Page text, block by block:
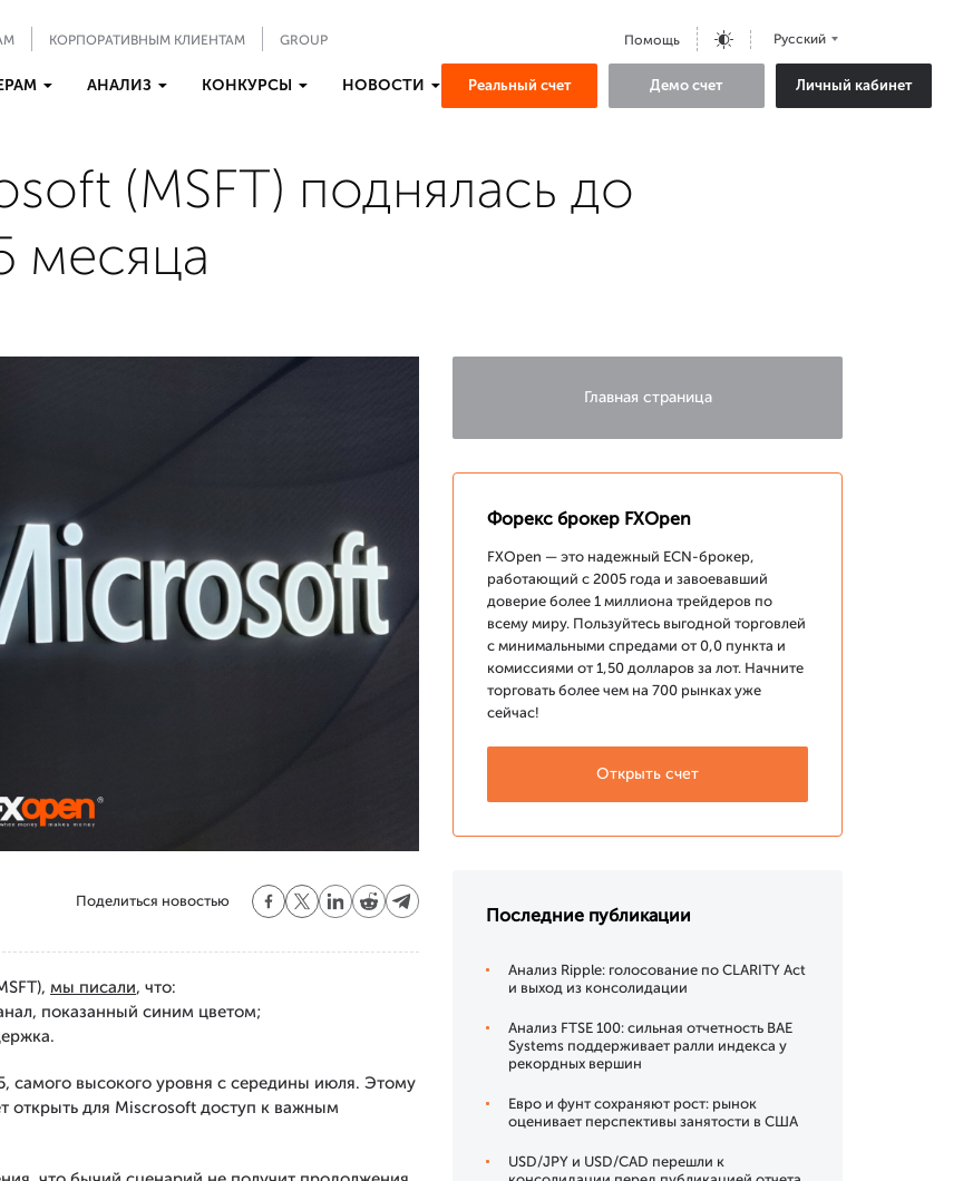
КОРПОРАТИВНЫМ КЛИЕНТАМ GROUP Помощь Русский
АНАЛИЗ КОНКУРСЫ НОВОСТИ Реальный счет Демо счет Личный кабинет
(MSFT) поднялась до
месяца
Поделиться новостью
мы писали, что:
показанный синим цветом;
самого высокого уровня с середины июля. Этому
открыть для Miscrosoft доступ к важным
Главная страница
Форекс брокер FXOpen
FXOpen — это надежный ECN-брокер,
работающий с 2005 года и завоевавший
доверие более 1 миллиона трейдеров по
всему миру. Пользуйтесь выгодной торговлей
с минимальными спредами от 0,0 пункта и
комиссиями от 1,50 долларов за лот. Начните
торговать более чем на 700 рынках уже
сейчас!
Открыть счет
Последние публикации
Анализ Ripple: голосование по CLARITY Act
и выход из консолидации
Анализ FTSE 100: сильная отчетность BAE
Systems поддерживает ралли индекса у
рекордных вершин
Евро и фунт сохраняют рост: рынок
оценивает перспективы занятости в США
USD/JPY и USD/CAD перешли к